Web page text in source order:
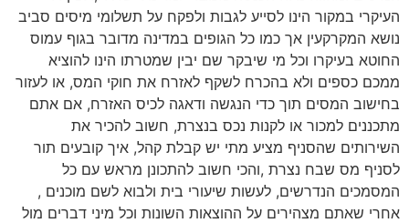
העיקרי במקור הינו לסייע לגבות ולפקח על תשלומי מיסים סביב
נושא המקרקעין אך כמו כל הגופים במדינה מדובר בגוף עמוס
החוטא בעיקרו וכל מי שיבקר שם יבין שמטרתו הינו להוציא
ממכם כספים ולא בהכרח לשקף לאזרח את חוקי המס, או לעזור
בחישוב המסים תוך כדי הנגשה ודאגה לכיס האזרח, אם אתם
מתכננים למכור או לקנות נכס בנצרת, חשוב להכיר את
השירותים שהסניף מציע מתי יש קבלת קהל, איך קובעים תור
לסניף מס שבח נצרת ,והכי חשוב להתכונן מראש עם כל
המסמכים הנדרשים, לעשות שיעורי בית ולבוא לשם מוכנים ,
אחרי שאתם מצהירים על ההוצאות השונות וכל מיני דברים מול